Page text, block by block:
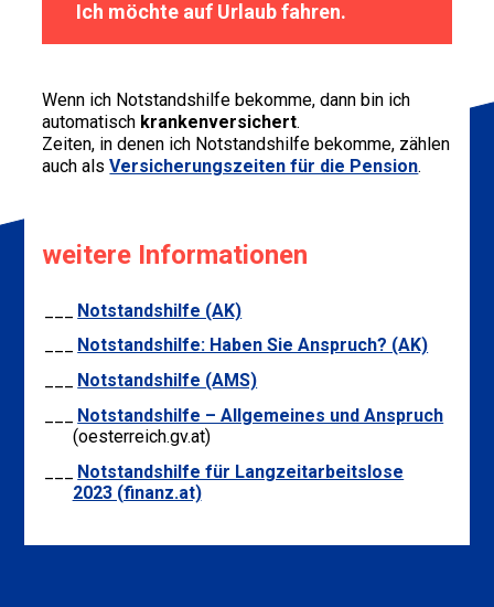
Ich möchte auf Urlaub fahren.
Wenn ich Notstandshilfe bekomme, dann bin ich
automatisch krankenversichert.
Zeiten, in denen ich Notstandshilfe bekomme, zählen
auch alsVersicherungszeiten für die Pension.
weitere Informationen
Notstandshilfe (AK)
Not­stands­hilfe: Haben Sie An­spruch? (AK)
Notstandshilfe (AMS)
Notstandshilfe – Allgemeines und Anspruch
(oesterreich.gv.at)
Notstandshilfe für Langzeitarbeitslose
2023 (finanz.at)